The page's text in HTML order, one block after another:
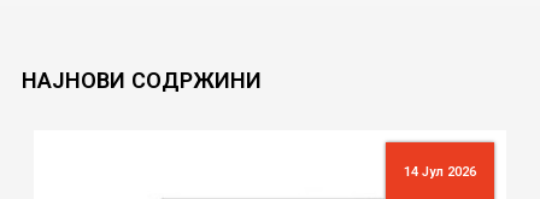
НАЈНОВИ СОДРЖИНИ
14 Јул 2026